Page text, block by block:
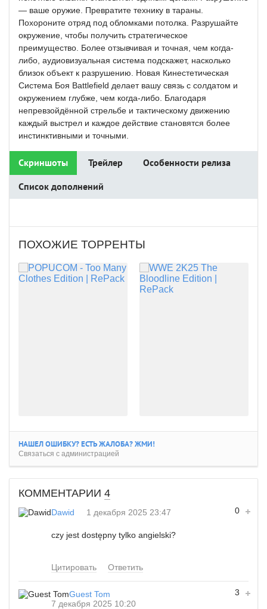
— ваше оружие. Превратите технику в тараны.
Похороните отряд под обломками потолка. Разрушайте
окружение, чтобы получить стратегическое
преимущество. Более отзывчивая и точная, чем когда-
либо, аудиовизуальная система подскажет, насколько
близок объект к разрушению. Новая Кинестетическая
Система Боя Battlefield делает вашу связь с солдатом и
окружением глубже, чем когда-либо. Благодаря
непревзойдённой стрельбе и тактическому движению
каждый выстрел и каждое действие становятся более
инстинктивными и точными.
Скриншоты Трейлер Особенности релиза
Список дополнений
ПОХОЖИЕ ТОРРЕНТЫ
НАШЕЛ ОШИБКУ? ЕСТЬ ЖАЛОБА? ЖМИ!
Связаться с администрацией
КОММЕНТАРИИ 4
0
Dawid 1 декабря 2025 23:47
czy jest dostępny tylko angielski?
Цитировать Ответить
3
Guest Tom
7 декабря 2025 10:20